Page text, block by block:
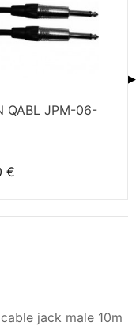
QABL JPM-06-
€
▶
jack male 10m